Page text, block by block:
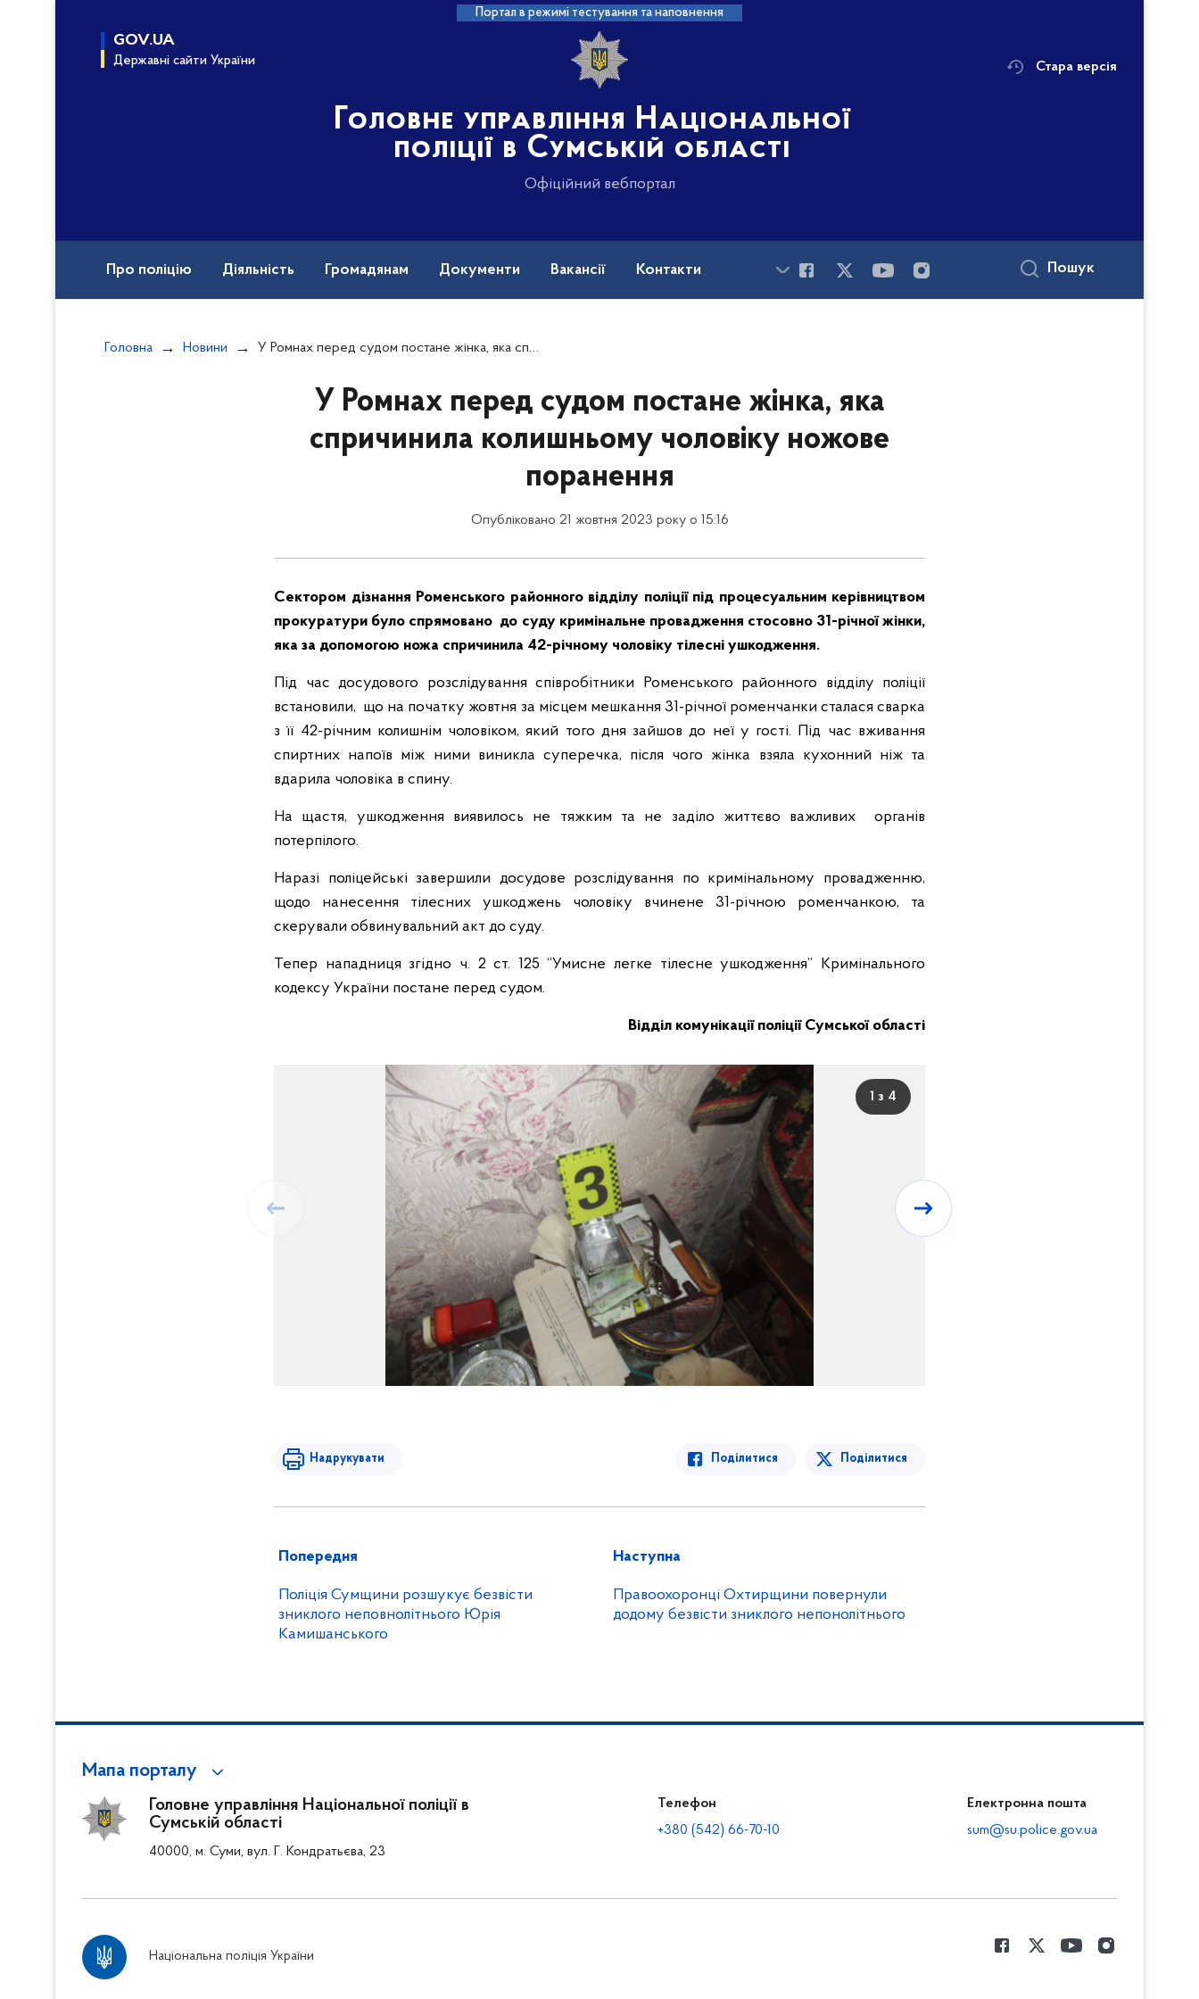
Портал в режимі тестування та наповнення
GOV.UA
Державні сайти України
Головне управління Національної
поліції в Сумській області
Офіційний вебпортал
Стара версія
Про поліцію Діяльність Громадянам Документи Вакансії Контакти Пошук
Головна Новини У Ромнах перед судом постане жінка, яка спричинила колишньому чоловіку ножове поранення
У Ромнах перед судом постане жінка, яка
спричинила колишньому чоловіку ножове
поранення
Опубліковано 21 жовтня 2023 року о 15:16
Сектором дізнання Роменського районного відділу поліції під процесуальним керівництвом
прокуратури було спрямовано до суду кримінальне провадження стосовно 31-річної жінки,
яка за допомогою ножа спричинила 42-річному чоловіку тілесні ушкодження.
Під час досудового розслідування співробітники Роменського районного відділу поліції
встановили, що на початку жовтня за місцем мешкання 31-річної роменчанки сталася сварка
з її 42-річним колишнім чоловіком, який того дня зайшов до неї у гості. Під час вживання
спиртних напоїв між ними виникла суперечка, після чого жінка взяла кухонний ніж та
вдарила чоловіка в спину.
На щастя, ушкодження виявилось не тяжким та не заділо життєво важливих органів
потерпілого.
Наразі поліцейські завершили досудове розслідування по кримінальному провадженню,
щодо нанесення тілесних ушкоджень чоловіку вчинене 31-річною роменчанкою, та
скерували обвинувальний акт до суду.
Тепер нападниця згідно ч. 2 ст. 125 “Умисне легке тілесне ушкодження” Кримінального
кодексу України постане перед судом.
Відділ комунікації поліції Сумської області
1 з 4
Надрукувати Поділитися Поділитися
Попередня
Поліція Сумщини розшукує безвісти
зниклого неповнолітнього Юрія
Камишанського
Наступна
Правоохоронці Охтирщини повернули
додому безвісти зниклого непонолітнього
Мапа порталу
Головне управління Національної поліції в
Сумській області
40000, м. Суми, вул. Г. Кондратьєва, 23
Телефон
+380 (542) 66-70-10
Електронна пошта
sum@su.police.gov.ua
Національна поліція України